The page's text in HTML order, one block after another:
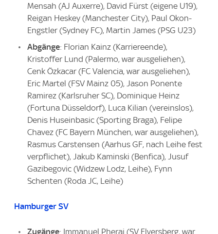
Mensah (AJ Auxerre), David Fürst (eigene U19),
Reigan Heskey (Manchester City), Paul Okon-
Engstler (Sydney FC), Martin James (PSG U23)
Abgänge: Florian Kainz (Karriereende),
Kristoffer Lund (Palermo, war ausgeliehen),
Cenk Özkacar (FC Valencia, war ausgeliehen),
Eric Martel (FSV Mainz 05), Jason Ponente
Ramirez (Karlsruher SC), Dominique Heinz
(Fortuna Düsseldorf), Luca Kilian (vereinslos),
Denis Huseinbasic (Sporting Braga), Felipe
Chavez (FC Bayern München, war ausgeliehen),
Rasmus Carstensen (Aarhus GF, nach Leihe fest
verpflichet), Jakub Kaminski (Benfica), Jusuf
Gazibegovic (Widzew Lodz, Leihe), Fynn
Schenten (Roda JC, Leihe)
Hamburger SV
Zugänge: Immanuel Pherai (SV Elversberg, war